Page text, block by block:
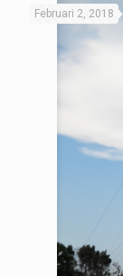
Februari 2, 2018